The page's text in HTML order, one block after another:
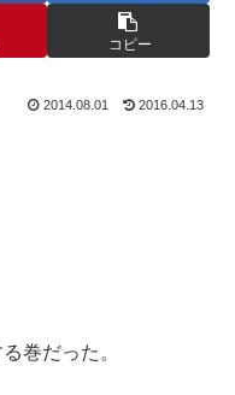
コピー
2014.08.01 2016.04.13
巻だった。